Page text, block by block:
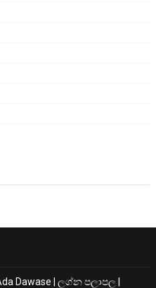
Dawase | ලග්න පලාපල |